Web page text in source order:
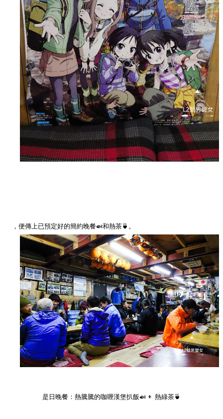
，便傳上已預定好的簡約晚餐🍛和熱茶🍵。
是日晚餐：熱騰騰的咖喱漢堡扒飯🍛 + 熱綠茶🍵